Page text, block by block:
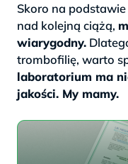
Skoro na
nad kolejną ciążą,
wiarygodny.
trombofilię, warto
laboratorium ma
jakości. My mamy.